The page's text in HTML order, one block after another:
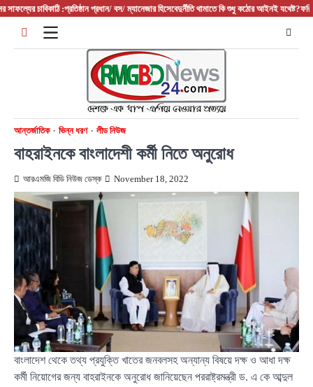
Skipচাবিকাঠি :প্রতিষ্ঠান প্রধান/ বস/ ম্যানেজার হিসেবেদুর্নীতি থামাতে কি শুধু কঠোর আইনই যথেষ্ট? ফরিদপুরের
আন্তর্জাতিক ভিন্ন ধরণ লীড নিউজ
বাহরাইনকে বাংলাদেশী কর্মী নিতে অনুরোধ
আরএমজি বিডি নিউজ ডেস্ক November 18, 2022
বাংলাদেশ থেকে তথ্য প্রযুক্তি খাতের জনবলসহ অন্যান্য বিষয়ে দক্ষ ও আধা দক্ষ
কর্মী নিয়োগের জন্য বাহরাইনকে অনুরোধ জানিয়েছেন পররাষ্ট্রমন্ত্রী ড. এ কে আব্দুল